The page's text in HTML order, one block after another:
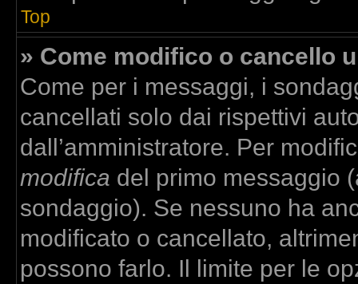
Top
» Come modifico o cancello
Come per i messaggi, i
cancellati solo dai rispettivi
dall’amministratore. Per
modifica del primo messaggio
sondaggio). Se nessuno ha
modificato o cancellato,
possono farlo. Il limite per le